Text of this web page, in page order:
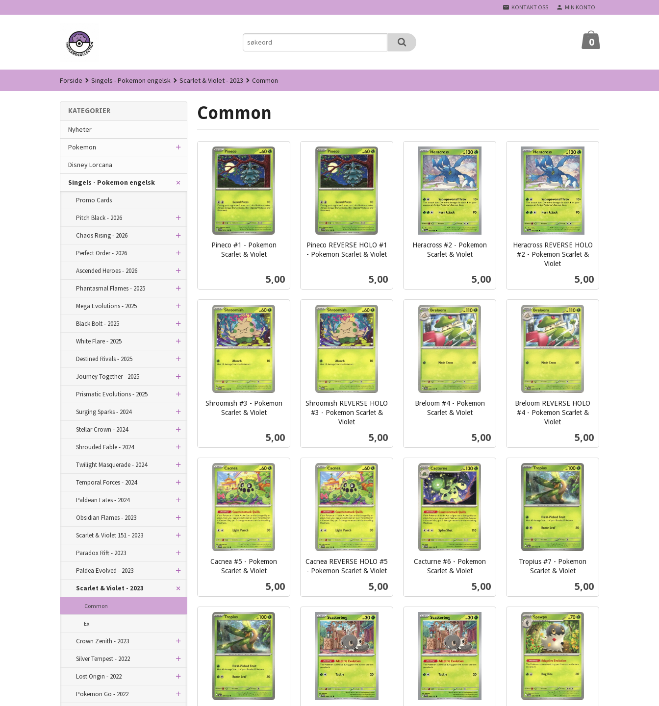
til
KONTAKT OSS MIN KONTO
0
Forside Singels - Pokemon engelsk Scarlet & Violet - 2023 Common
Common
Pineco #1 - Pokemon
Scarlet & Violet
Pris
5,00
Kjøp
Pineco REVERSE HOLO #1
- Pokemon Scarlet & Violet
Pris
5,00
Kjøp
Heracross #2 - Pokemon
Scarlet & Violet
Pris
5,00
Kjøp
Heracross REVERSE HOLO
#2 - Pokemon Scarlet &
Violet
Pris
5,00
Kjøp
Shroomish #3 - Pokemon
Scarlet & Violet
Pris
5,00
Kjøp
Shroomish REVERSE HOLO
#3 - Pokemon Scarlet &
Violet
Pris
5,00
Kjøp
Breloom #4 - Pokemon
Scarlet & Violet
Pris
5,00
Kjøp
Breloom REVERSE HOLO
#4 - Pokemon Scarlet &
Violet
Pris
5,00
Kjøp
Cacnea #5 - Pokemon
Scarlet & Violet
Pris
5,00
Kjøp
Cacnea REVERSE HOLO #5
- Pokemon Scarlet & Violet
Pris
5,00
Kjøp
Cacturne #6 - Pokemon
Scarlet & Violet
Pris
5,00
Kjøp
Tropius #7 - Pokemon
Scarlet & Violet
Pris
5,00
Kjøp
KATEGORIER
Nyheter
Pokemon
Disney Lorcana
Singels - Pokemon engelsk
Promo Cards
Pitch Black - 2026
Chaos Rising - 2026
Perfect Order - 2026
Ascended Heroes - 2026
Phantasmal Flames - 2025
Mega Evolutions - 2025
Black Bolt - 2025
White Flare - 2025
Destined Rivals - 2025
Journey Together - 2025
Prismatic Evolutions - 2025
Surging Sparks - 2024
Stellar Crown - 2024
Shrouded Fable - 2024
Twilight Masquerade - 2024
Temporal Forces - 2024
Paldean Fates - 2024
Obsidian Flames - 2023
Scarlet & Violet 151 - 2023
Paradox Rift - 2023
Paldea Evolved - 2023
Scarlet & Violet - 2023
Common
Ex
Crown Zenith - 2023
Silver Tempest - 2022
Lost Origin - 2022
Pokemon Go - 2022